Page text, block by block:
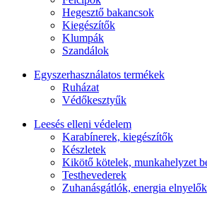
Hegesztő bakancsok
Kiegészítők
Klumpák
Szandálok
Egyszerhasználatos termékek
Ruházat
Védőkesztyűk
Leesés elleni védelem
Karabínerek, kiegészítők
Készletek
Kikötő kötelek, munkahelyzet
Testhevederek
Zuhanásgátlók, energia elnyelők